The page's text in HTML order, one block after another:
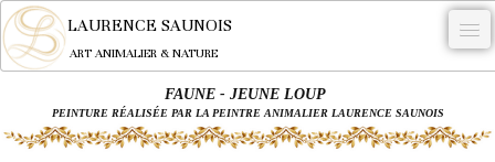
LAURENCE SAUNOIS
ART ANIMALIER & NATURE
NYMPHEUS LUMINANSIS.
FAUNE - JEUNE LOUP
PEINTURE RÉALISÉE PAR LA PEINTRE ANIMALIER LAURENCE SAUNOIS